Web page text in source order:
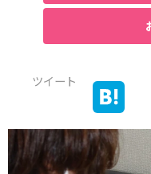
ツイート